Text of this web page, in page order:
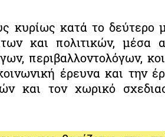
κυρίως κατά το δεύτερο
και πολιτικών, μέσα
περιβαλλοντολόγων,
έρευνα και την
και τον χωρικό